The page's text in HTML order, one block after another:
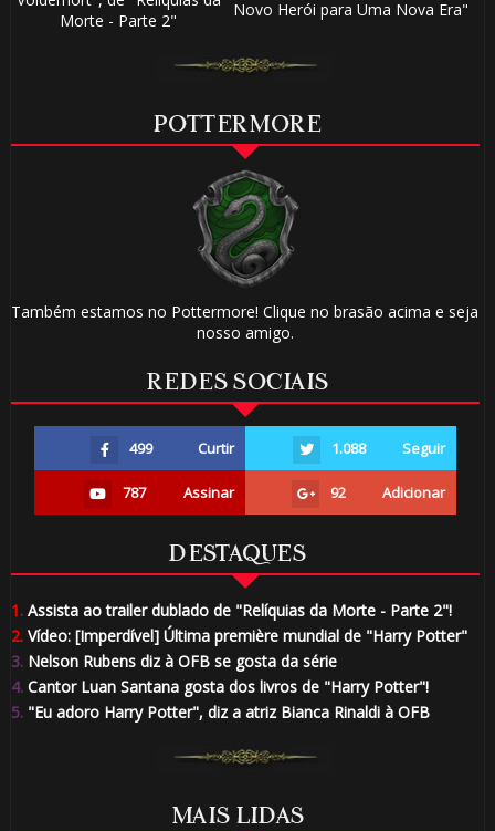
Morte - Parte 2"
Novo Herói para Uma Nova Era"
POTTERMORE
Também estamos no Pottermore! Clique no brasão acima e seja
nosso amigo.
REDES SOCIAIS
499 Curtir 1.088 Seguir
787 Assinar 92 Adicionar
DESTAQUES
1.Assista ao trailer dublado de "Relíquias da Morte - Parte 2"!
2.Vídeo: [Imperdível] Última première mundial de "Harry Potter"
3.Nelson Rubens diz à OFB se gosta da série
4.Cantor Luan Santana gosta dos livros de "Harry Potter"!
5."Eu adoro Harry Potter", diz a atriz Bianca Rinaldi à OFB
MAIS LIDAS